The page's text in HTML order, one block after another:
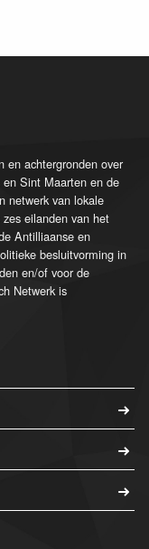
en achtergronden over
Sint Maarten en de
netwerk van lokale
eilanden van het
Antilliaanse en
besluitvorming in
en/of voor de
Netwerk is